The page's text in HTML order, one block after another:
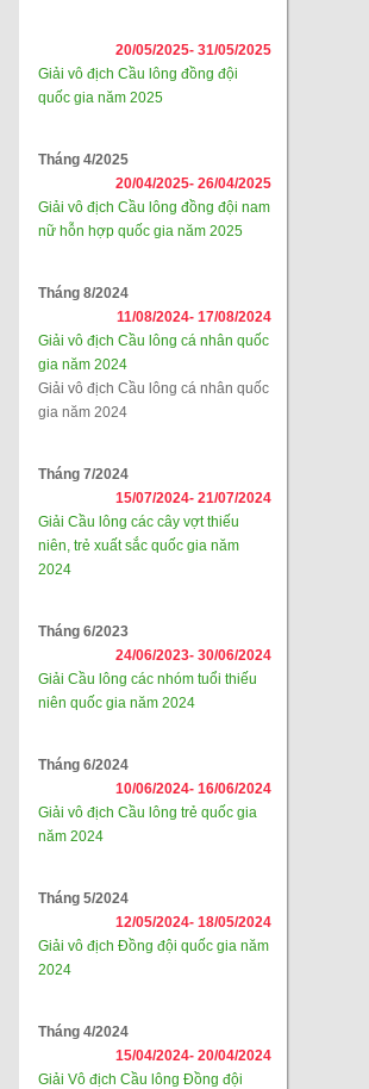
20/05/2025- 31/05/2025
Giải vô địch Cầu lông đồng đội
quốc gia năm 2025
Tháng 4/2025
20/04/2025- 26/04/2025
Giải vô địch Cầu lông đồng đội nam
nữ hỗn hợp quốc gia năm 2025
Tháng 8/2024
11/08/2024- 17/08/2024
Giải vô địch Cầu lông cá nhân quốc
gia năm 2024
Giải vô địch Cầu lông cá nhân quốc
gia năm 2024
Tháng 7/2024
15/07/2024- 21/07/2024
Giải Cầu lông các cây vợt thiếu
niên, trẻ xuất sắc quốc gia năm
2024
Tháng 6/2023
24/06/2023- 30/06/2024
Giải Cầu lông các nhóm tuổi thiếu
niên quốc gia năm 2024
Tháng 6/2024
10/06/2024- 16/06/2024
Giải vô địch Cầu lông trẻ quốc gia
năm 2024
Tháng 5/2024
12/05/2024- 18/05/2024
Giải vô địch Đồng đội quốc gia năm
2024
Tháng 4/2024
15/04/2024- 20/04/2024
Giải Vô địch Cầu lông Đồng đội